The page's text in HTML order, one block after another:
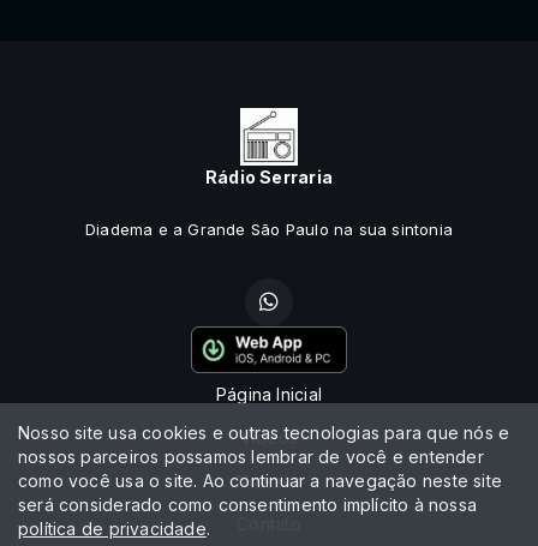
Rádio Serraria
Diadema e a Grande São Paulo na sua sintonia
Página Inicial
Vídeos
Notícias
Nosso site usa cookies e outras tecnologias para que nós e
nossos parceiros possamos lembrar de você e entender
como você usa o site. Ao continuar a navegação neste site
será considerado como consentimento implícito à nossa
política de privacidade.